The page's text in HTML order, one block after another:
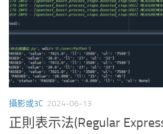
攝影或3C 2024-06-13
正則表示法(Regular